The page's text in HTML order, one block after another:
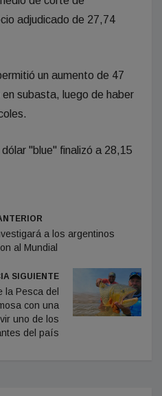
adjudicado de 27,74
un aumento de 47
subasta, luego de haber
"blue" finalizó a 28,15
a los argentinos
al Mundial
SIGUIENTE
la Pesca del
con una
uno de los
del país